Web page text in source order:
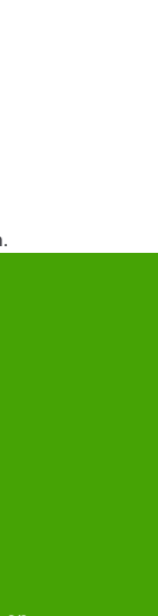
.